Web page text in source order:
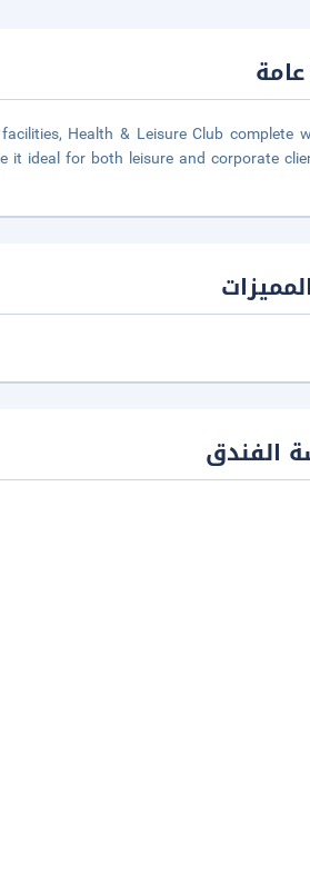
Health & Leisure Club complete
it ideal for both leisure and corporate
الفندق